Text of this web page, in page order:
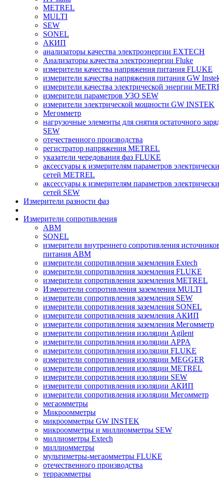
METREL
MULTI
SEW
SONEL
АКИП
анализаторы качества электроэнергии EXTECH
Анализаторы качества электроэнергии Fluke
измерители качества напряжения питания FLUKE
измерители качества напряжения питания GW
измерители качества электрической энергии
измерители параметров УЗО SEW
измерители электрической мощности GW INSTEK
Мегомметр
нагрузочные элементы для снятия остаточного
SEW
отечественного производства
регистратор напряжения METREL
указатели чередования фаз FLUKE
аксессуары к измерителям параметров
сетей METREL
аксессуары к измерителям параметров
сетей SEW
Измерители разности фаз
Измерители сопротивления
ABM
SONEL
измерители внутреннего сопротивления
питания ABM
измерители сопротивления заземления Extech
измерители сопротивления заземления FLUKE
измерители сопротивления заземления METREL
Измерители сопротивления заземления MULTI
измерители сопротивления заземления SEW
измерители сопротивления заземления SONEL
измерители сопротивления заземления АКИП
измерители сопротивления заземления Мегомметр
измерители сопротивления изоляции Agilent
измерители сопротивления изоляции APPA
измерители сопротивления изоляции FLUKE
измерители сопротивления изоляции MEGGER
измерители сопротивления изоляции METREL
измерители сопротивления изоляции SEW
измерители сопротивления изоляции АКИП
измерители сопротивления изоляции Мегомметр
мегаомметры
Микроомметры
микроомметры GW INSTEK
микроомметры и миллиомметры SEW
миллиометры Extech
миллиомметры
мультиметры-мегаомметры FLUKE
отечественного производства
терраомметры